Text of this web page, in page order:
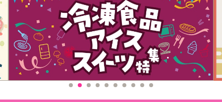
休業日
その他共通および商品カテゴリー別注意事項（※必ずご確認くだ
さい）